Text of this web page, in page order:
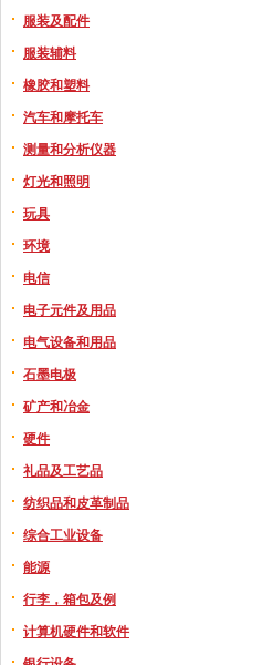
服装及配件
服装辅料
橡胶和塑料
汽车和摩托车
测量和分析仪器
灯光和照明
玩具
环境
电信
电子元件及用品
电气设备和用品
石墨电极
矿产和冶金
硬件
礼品及工艺品
纺织品和皮革制品
综合工业设备
能源
行李，箱包及例
计算机硬件和软件